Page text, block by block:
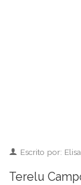
Escrito por:
Terelu